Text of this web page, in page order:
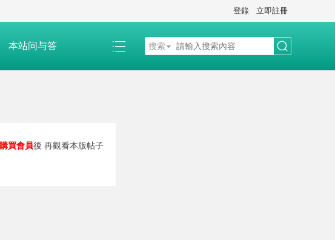
登錄 立即註冊
本站问与答 搜索
購買會員後 再觀看本版帖子